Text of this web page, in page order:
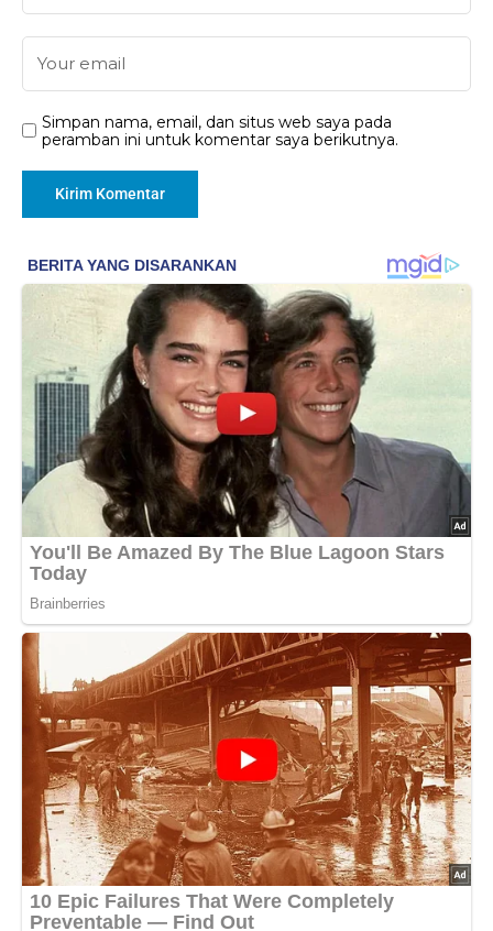
Simpan nama, email, dan situs web saya pada
peramban ini untuk komentar saya berikutnya.